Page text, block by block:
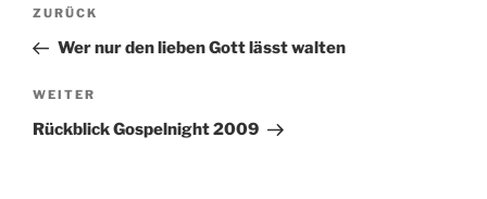
Vorheriger
Beitrag
ZURÜCK
Wer nur den lieben Gott lässt walten
Nächster
Beitrag
WEITER
Rückblick Gospelnight 2009